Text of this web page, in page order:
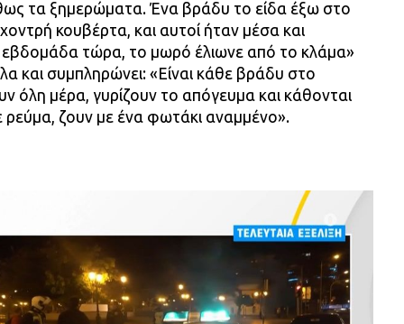
τα ξημερώματα. Ένα βράδυ το είδα έξω στο
κουβέρτα, και αυτοί ήταν μέσα και
τώρα, το μωρό έλιωνε από το κλάμα»
και συμπληρώνει: «Είναι κάθε βράδυ στο
όλη μέρα, γυρίζουν το απόγευμα και κάθονται
ρεύμα, ζουν με ένα φωτάκι αναμμένο».